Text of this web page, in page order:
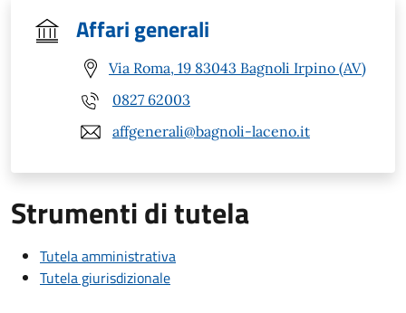
Affari generali
Via Roma, 19 83043 Bagnoli Irpino (AV)
0827 62003
affgenerali@bagnoli-laceno.it
Strumenti di tutela
Tutela amministrativa
Tutela giurisdizionale